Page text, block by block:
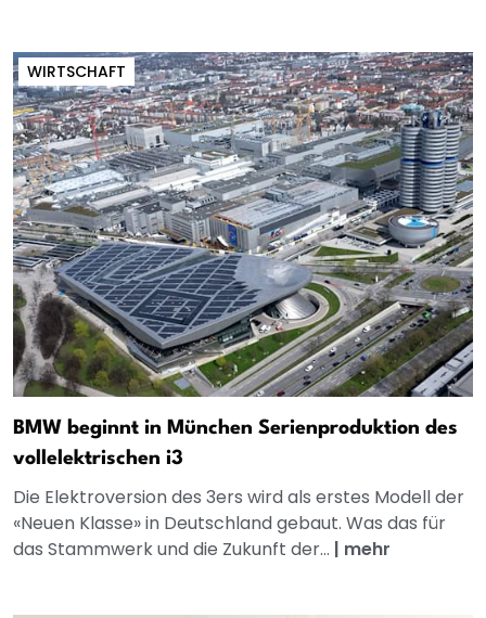
WIRTSCHAFT
BMW beginnt in München Serienproduktion des
vollelektrischen i3
Die Elektroversion des 3ers wird als erstes Modell der
«Neuen Klasse» in Deutschland gebaut. Was das für
das Stammwerk und die Zukunft der... | mehr